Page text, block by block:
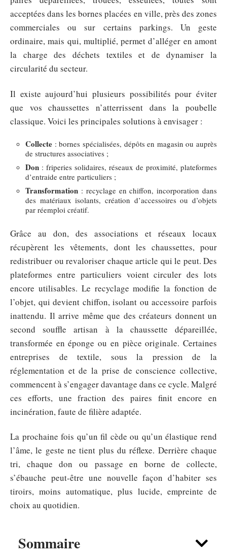
Sommaire
acceptées dans les bornes placées en ville, près des zones
commerciales ou sur certains parkings. Un geste
ordinaire, mais qui, multiplié, permet d’alléger en amont
la charge des déchets textiles et de dynamiser la
circularité du secteur.
Il existe aujourd’hui plusieurs possibilités pour éviter
que vos chaussettes n’atterrissent dans la poubelle
classique. Voici les principales solutions à envisager :
Collecte : bornes spécialisées, dépôts en magasin ou auprès
de structures associatives ;
Don : friperies solidaires, réseaux de proximité, plateformes
d’entraide entre particuliers ;
Transformation : recyclage en chiffon, incorporation dans
des matériaux isolants, création d’accessoires ou d’objets
par réemploi créatif.
Grâce au don, des associations et réseaux locaux
récupèrent les vêtements, dont les chaussettes, pour
redistribuer ou revaloriser chaque article qui le peut. Des
plateformes entre particuliers voient circuler des lots
encore utilisables. Le recyclage modifie la fonction de
l’objet, qui devient chiffon, isolant ou accessoire parfois
inattendu. Il arrive même que des créateurs donnent un
second souffle artisan à la chaussette dépareillée,
transformée en éponge ou en pièce originale. Certaines
entreprises de textile, sous la pression de la
réglementation et de la prise de conscience collective,
commencent à s’engager davantage dans ce cycle. Malgré
ces efforts, une fraction des paires finit encore en
incinération, faute de filière adaptée.
La prochaine fois qu’un fil cède ou qu’un élastique rend
l’âme, le geste ne tient plus du réflexe. Derrière chaque
tri, chaque don ou passage en borne de collecte,
s’ébauche peut-être une nouvelle façon d’habiter ses
tiroirs, moins automatique, plus lucide, empreinte de
choix au quotidien.